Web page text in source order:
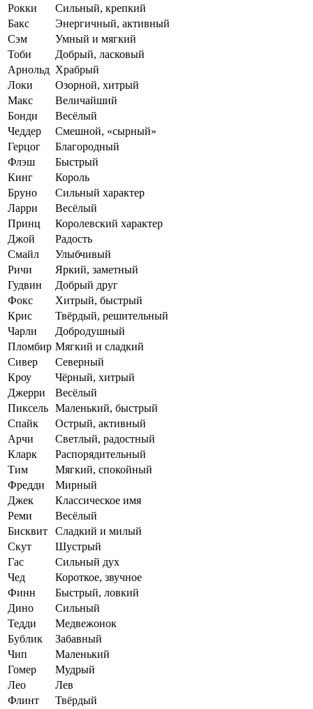
Рокки
Сильный, крепкий
Бакс
Энергичный, активный
Сэм
Умный и мягкий
Тоби
Добрый, ласковый
Арнольд Храбрый
Локи
Озорной, хитрый
Макс
Величайший
Бонди
Весёлый
Чеддер
Смешной, «сырный»
Герцог
Благородный
Флэш
Быстрый
Кинг
Король
Бруно
Сильный характер
Ларри
Весёлый
Принц
Королевский характер
Джой
Радость
Смайл
Улыбчивый
Ричи
Яркий, заметный
Гудвин
Добрый друг
Фокс
Хитрый, быстрый
Крис
Твёрдый, решительный
Чарли
Добродушный
Пломбир Мягкий и сладкий
Сивер
Северный
Кроу
Чёрный, хитрый
Джерри
Весёлый
Пиксель Маленький, быстрый
Спайк
Острый, активный
Арчи
Светлый, радостный
Кларк
Распорядительный
Тим
Мягкий, спокойный
Фредди
Мирный
Джек
Классическое имя
Реми
Весёлый
Бисквит
Сладкий и милый
Скут
Шустрый
Гас
Сильный дух
Чед
Короткое, звучное
Финн
Быстрый, ловкий
Дино
Сильный
Тедди
Медвежонок
Бублик
Забавный
Чип
Маленький
Гомер
Мудрый
Лео
Лев
Флинт
Твёрдый